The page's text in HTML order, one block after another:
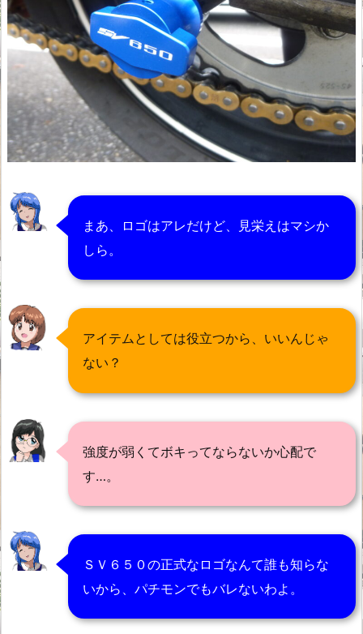
まあ、ロゴはアレだけど、見栄えはマシか
しら。
アイテムとしては役立つから、いいんじゃ
ない？
強度が弱くてボキってならないか心配で
す…。
ＳＶ６５０の正式なロゴなんて誰も知らな
いから、パチモンでもバレないわよ。